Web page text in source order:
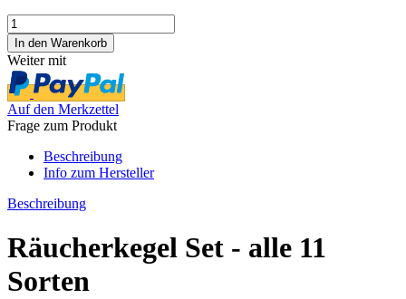
Weiter mit
Auf den Merkzettel
Frage zum Produkt
Beschreibung
Info zum Hersteller
Beschreibung
Räucherkegel Set - alle 11
Sorten